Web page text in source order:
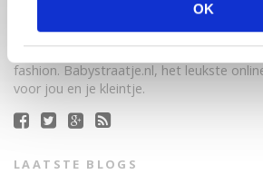
OK
jonge moeders. Een online
inspirerende blogs en handige artikelen
zwangerschap, moederschap,
fashion. Babystraatje.nl, het leukste
voor jou en je kleintje.
LAATSTE BLOGS